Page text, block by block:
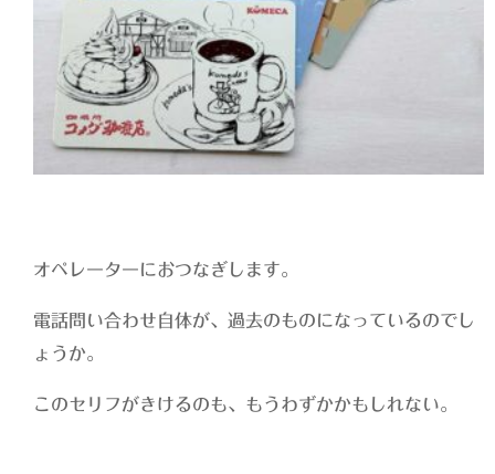
オペレーターにおつなぎします。
電話問い合わせ自体が、過去のものになっているのでし
ょうか。
このセリフがきけるのも、もうわずかかもしれない。